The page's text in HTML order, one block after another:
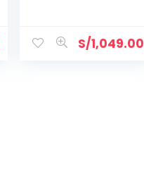
S/1,049.00